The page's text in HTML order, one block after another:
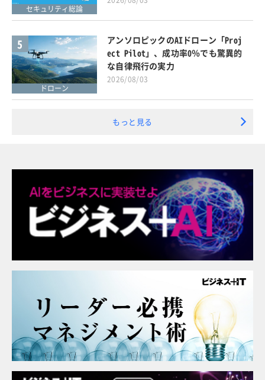
セキュリティ総論
5
ドローン
アンソロピックのAIドローン「Proj
ect Pilot」、成功率0％でも驚異的
な自律飛行の実力
2026/08/03
もっと見る